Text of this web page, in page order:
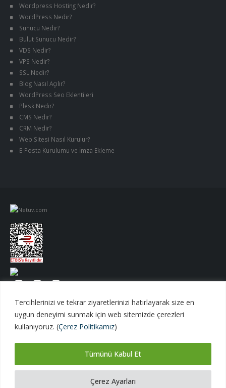
Tercihlerinizi ve tekrar ziyaretlerinizi hatırlayarak size en
uygun deneyimi sunmak için web sitemizde çerezleri
kullanıyoruz. (Çerez Politikamız)
Çerez Ayarları
Tümünü Kabul Et
Wordpress Hosting Nedir?
WordPress Nedir?
Sunucu Nedir?
Bulut Sunucu Nedir?
VDS Nedir?
VPS Nedir?
SSL Nedir?
Blog Nasıl Açılır?
WordPress Seo Eklentileri
Plesk Nedir?
CMS Nedir?
CRM Nedir?
Web Sitesi Nasıl Kurulur?
E-Posta Kurulumu ve İmza Ekleme
Netuv Bilişim A.Ş. | © 1998 - 2026 Tüm hakları saklıdır.
versiyon 06062026